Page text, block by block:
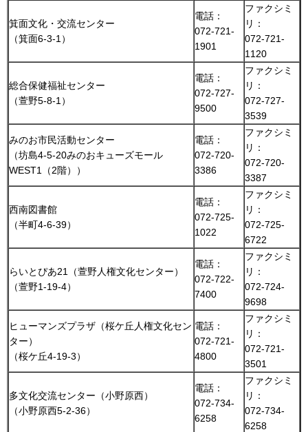
箕面文化・交流センター
（箕面6-3-1）
電話：
072-721-
1901
ファクシミ
リ：
072-721-
1120
総合保健福祉センター
（萱野5-8-1）
電話：
072-727-
9500
ファクシミ
リ：
072-727-
3539
みのお市民活動センター
（坊島4-5-20みのおキューズモール
WEST1（2階））
電話：
072-720-
3386
ファクシミ
リ：
072-720-
3387
西南図書館
（半町4-6-39）
電話：
072-725-
1022
ファクシミ
リ：
072-725-
6722
らいとぴあ21（萱野人権文化センター）
（萱野1-19-4）
電話：
072-722-
7400
ファクシミ
リ：
072-724-
9698
ヒューマンズプラザ（桜ケ丘人権文化セン
ター）
（桜ケ丘4-19-3）
電話：
072-721-
4800
ファクシミ
リ：
072-721-
3501
多文化交流センター（小野原西）
（小野原西5-2-36）
電話：
072-734-
6258
ファクシミ
リ：
072-734-
6258